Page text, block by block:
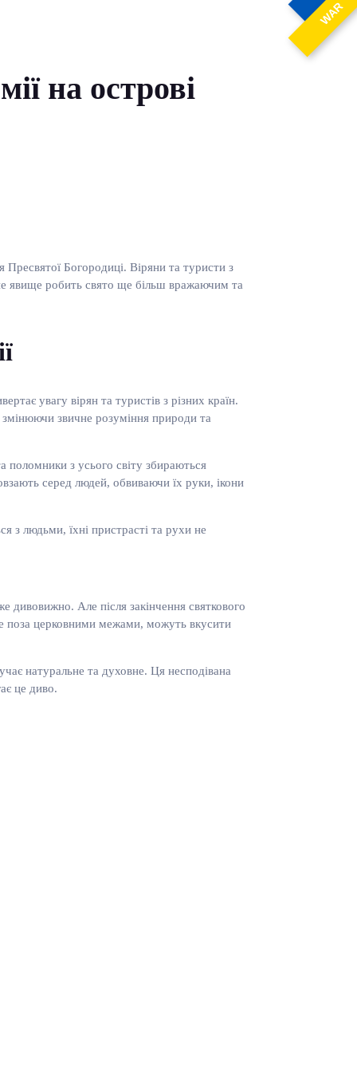
WAR
на острові
Пресвятої Богородиці. Віряни та туристи з
явище робить свято ще більш вражаючим та
увагу вірян та туристів з різних країн.
змінюючи звичне розуміння природи та
поломники з усього світу збираються
серед людей, обвиваючи їх руки, ікони
з людьми, їхні пристрасті та рухи не
дивовижно. Але після закінчення святкового
поза церковними межами, можуть вкусити
натуральне та духовне. Ця несподівана
це диво.